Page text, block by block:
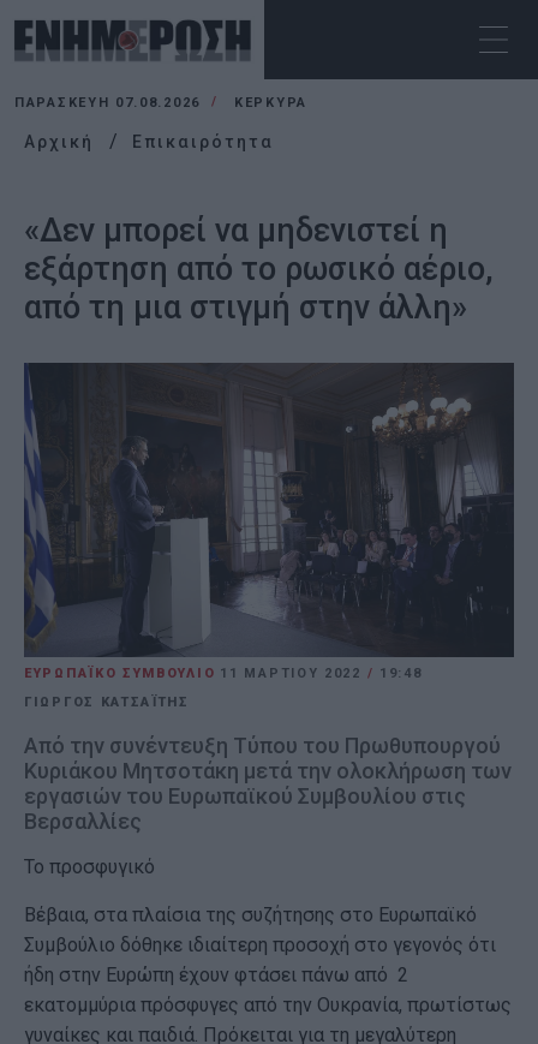
ΠΑΡΑΣΚΕΥΉ 07.08.2026 ΚΕΡΚΥΡΑ
Αρχική Επικαιρότητα
«Δεν μπορεί να μηδενιστεί η
εξάρτηση από το ρωσικό αέριο,
από τη μια στιγμή στην άλλη»
ΕΥΡΩΠΑΪΚΟ ΣΥΜΒΟΥΛΙΟ 11 ΜΑΡΤΊΟΥ 2022 / 19:48
ΓΙΩΡΓΟΣ ΚΑΤΣΑΪΤΗΣ
Από την συνέντευξη Τύπου του Πρωθυπουργού
Κυριάκου Μητσοτάκη μετά την ολοκλήρωση των
εργασιών του Ευρωπαϊκού Συμβουλίου στις
Βερσαλλίες
Το προσφυγικό
Βέβαια, στα πλαίσια της συζήτησης στο Ευρωπαϊκό
Συμβούλιο δόθηκε ιδιαίτερη προσοχή στο γεγονός ότι
ήδη στην Ευρώπη έχουν φτάσει πάνω από 2
εκατομμύρια πρόσφυγες από την Ουκρανία, πρωτίστως
γυναίκες και παιδιά. Πρόκειται για τη μεγαλύτερη